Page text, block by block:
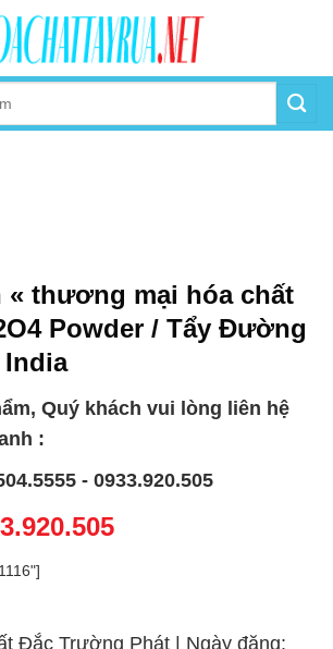
« thương mại hóa chất
Powder / Tẩy Đường
India
Quý khách vui lòng liên hệ
:
- 0933.920.505
Đắc Trường Phát | Ngày đăng: